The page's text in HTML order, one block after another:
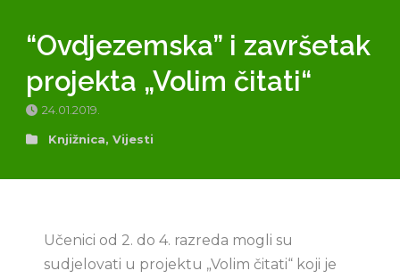
“Ovdjezemska” i završetak
projekta „Volim čitati“
24.01.2019.
Knjižnica, Vijesti
Učenici od 2. do 4. razreda mogli su
sudjelovati u projektu „Volim čitati“ koji je